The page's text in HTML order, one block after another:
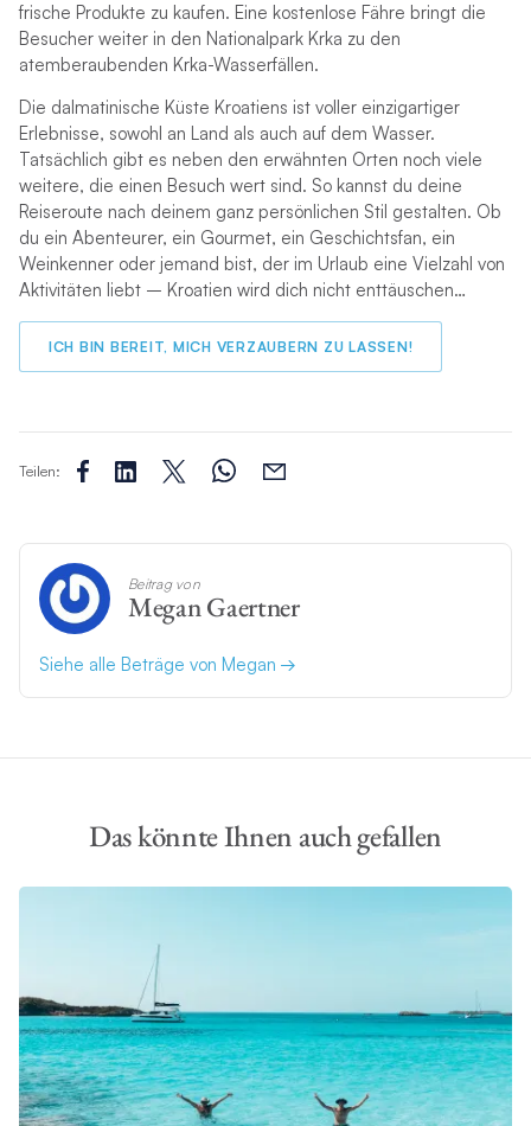
frische Produkte zu kaufen. Eine kostenlose Fähre bringt die
Besucher weiter in den Nationalpark Krka zu den
atemberaubenden Krka-Wasserfällen.
Die dalmatinische Küste Kroatiens ist voller einzigartiger
Erlebnisse, sowohl an Land als auch auf dem Wasser.
Tatsächlich gibt es neben den erwähnten Orten noch viele
weitere, die einen Besuch wert sind. So kannst du deine
Reiseroute nach deinem ganz persönlichen Stil gestalten. Ob
du ein Abenteurer, ein Gourmet, ein Geschichtsfan, ein
Weinkenner oder jemand bist, der im Urlaub eine Vielzahl von
Aktivitäten liebt – Kroatien wird dich nicht enttäuschen…
ICH BIN BEREIT, MICH VERZAUBERN ZU LASSEN!
Teilen:
Beitrag von
Megan Gaertner
Siehe alle Beträge von Megan
Das könnte Ihnen auch gefallen